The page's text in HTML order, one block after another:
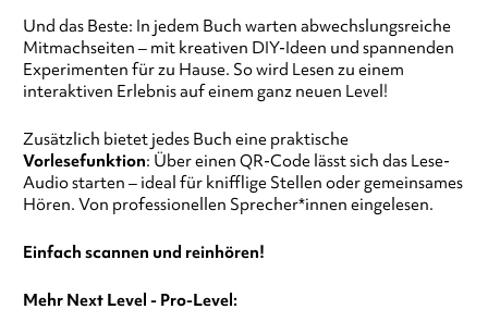
Und das Beste: In jedem Buch warten abwechslungsreiche
Mitmachseiten – mit kreativen DIY-Ideen und spannenden
Experimenten für zu Hause. So wird Lesen zu einem
interaktiven Erlebnis auf einem ganz neuen Level!
Zusätzlich bietet jedes Buch eine praktische
Vorlesefunktion: Über einen QR-Code lässt sich das Lese-
Audio starten – ideal für knifflige Stellen oder gemeinsames
Hören. Von professionellen Sprecher*innen eingelesen.
Einfach scannen und reinhören!
Mehr Next Level - Pro-Level: